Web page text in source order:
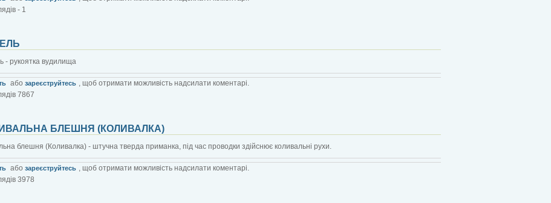
- 1
- рукоятка вудилища
або зареєструйтесь , щоб отримати можливість надсилати коментарі.
7867
БЛЕШНЯ (КОЛИВАЛКА)
блешня (Коливалка) - штучна тверда приманка, під час проводки здійснює коливальні рухи.
або зареєструйтесь , щоб отримати можливість надсилати коментарі.
3978